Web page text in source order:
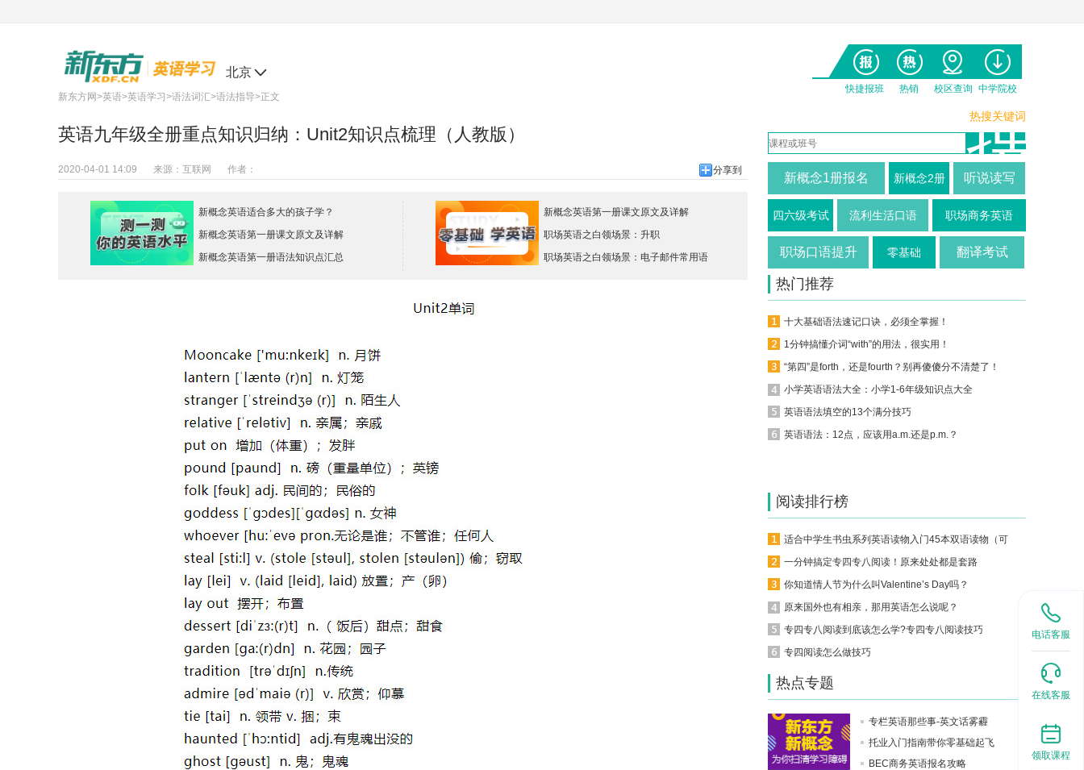
北京
快捷报班 热销 校区查询 中学院校
新东方网>英语>英语学习 >语法词汇>语法指导>正文
英语九年级全册重点知识归纳：Unit2知识点梳理（人教版）
2020-04-01 14:09 来源： 互联网 作者： 分享到
新概念英语适合多大的孩子学？
新概念英语第一册课文原文及详解
新概念英语第一册语法知识点汇总
新概念英语第一册课文原文及详解
职场英语之白领场景：升职
职场英语之白领场景：电子邮件常用语
热搜关键词
新概念1册报名 新概念2册 听说读写
四六级考试 流利生活口语 职场商务英语
职场口语提升 零基础 翻译考试
热门推荐
十大基础语法速记口诀，必须全掌握！
1分钟搞懂介词“with”的用法，很实用！
“第四”是forth，还是fourth？别再傻傻分不清楚了！
小学英语语法大全：小学1-6年级知识点大全
英语语法填空的13个满分技巧
英语语法：12点，应该用a.m.还是p.m.？
阅读排行榜
一分钟搞定专四专八阅读！原来处处都是套路
你知道情人节为什么叫Valentine’s Day吗？
原来国外也有相亲，那用英语怎么说呢？
专四专八阅读到底该怎么学?专四专八阅读技巧
专四阅读怎么做技巧
热点专题
专栏英语那些事-英文话雾霾
托业入门指南带你零基础起飞
BEC商务英语报名攻略
电话客服
在线客服
领取课程